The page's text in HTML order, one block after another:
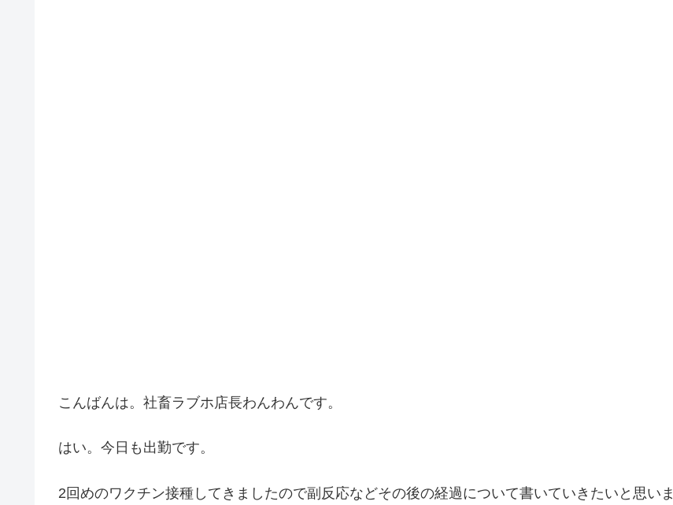
こんばんは。社畜ラブホ店長わんわんです。
はい。今日も出勤です。
2回めのワクチン接種してきましたので副反応などその後の経過について書いていきたいと思いま